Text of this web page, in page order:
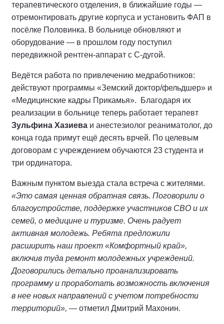
терапевтического отделения, в ближайшие годы —
отремонтировать другие корпуса и установить ФАП в
посёлке Половинка. В больнице обновляют и
оборудование — в прошлом году поступил
передвижной рентген-аппарат с С-дугой.
Ведётся работа по привлечению медработников:
действуют программы «Земский доктор/фельдшер» и
«Медицинские кадры Прикамья». Благодаря их
реализации в больнице теперь работает терапевт
Зульфина Хазиева и анестезиолог реаниматолог, до
конца года примут ещё десять врчей. По целевым
договорам с учреждением обучаются 23 студента и
три ординатора.
Важным пунктом выезда стала встреча с жителями.
«Это самая ценная обратная связь. Поговорили о
благоустройстве, поддержке участников СВО и их
семей, о медицине и туризме. Очень радует
активная молодежь. Ребята предложили
расширить наш проект «Комфортный край»,
включив туда ремонт молодежных учреждений.
Договорились детально проанализировать
программу и проработать возможность включения
в нее новых направлений с учетом потребности
территорий», — отметил Дмитрий Махонин.